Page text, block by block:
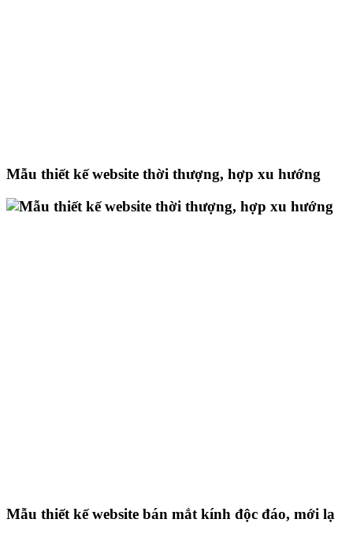
Mẫu thiết kế website thời thượng, hợp xu hướng
Mẫu thiết kế website bán mắt kính độc đáo, mới lạ